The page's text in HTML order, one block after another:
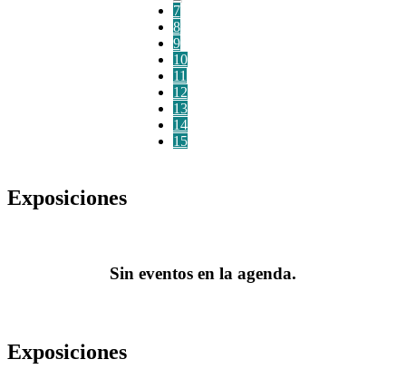
7
8
9
10
11
12
13
14
15
Exposiciones
Sin eventos en la agenda.
Exposiciones